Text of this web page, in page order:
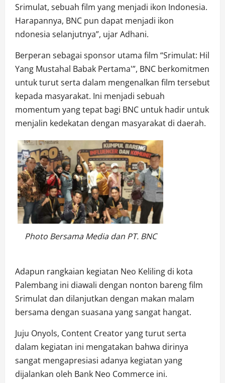
Srimulat, sebuah film yang menjadi ikon Indonesia.
Harapannya, BNC pun dapat menjadi ikon
ndonesia selanjutnya”, ujar Adhani.
Berperan sebagai sponsor utama film “Srimulat: Hil
Yang Mustahal Babak Pertama'”, BNC berkomitmen
untuk turut serta dalam mengenalkan film tersebut
kepada masyarakat. Ini menjadi sebuah
momentum yang tepat bagi BNC untuk hadir untuk
menjalin kedekatan dengan masyarakat di daerah.
Photo Bersama Media dan PT. BNC
Adapun rangkaian kegiatan Neo Keliling di kota
Palembang ini diawali dengan nonton bareng film
Srimulat dan dilanjutkan dengan makan malam
bersama dengan suasana yang sangat hangat.
Juju Onyols, Content Creator yang turut serta
dalam kegiatan ini mengatakan bahwa dirinya
sangat mengapresiasi adanya kegiatan yang
dijalankan oleh Bank Neo Commerce ini.